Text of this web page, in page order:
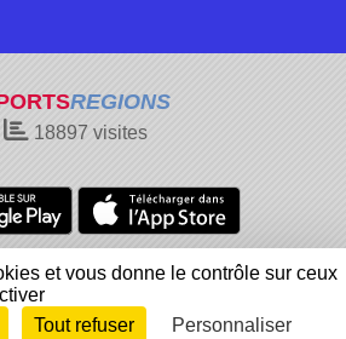
REGIONS
18897 visites
Gestion des cookies
Signaler un contenu inapproprié
Connexion
et vous donne le contrôle sur ceux
Tout refuser Personnaliser